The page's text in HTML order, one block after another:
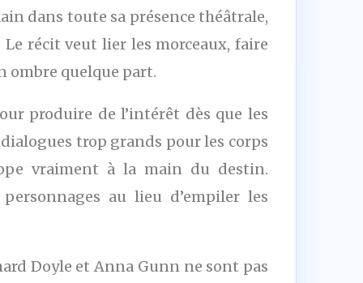
dans toute sa présence théâtrale,
récit veut lier les morceaux, faire
ombre quelque part.
produire de l’intérêt dès que les
trop grands pour les corps
vraiment à la main du destin.
au lieu d’empiler les
Doyle et Anna Gunn ne sont pas